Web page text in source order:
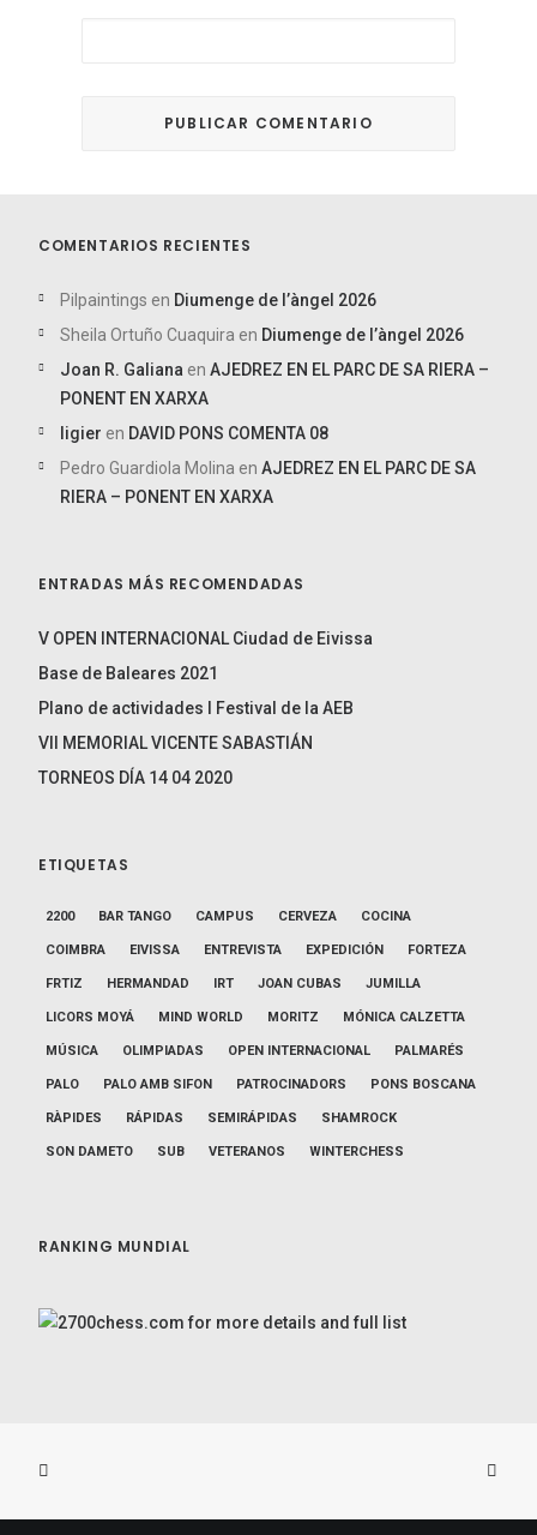
COMENTARIOS RECIENTES
Pilpaintings en Diumenge de l’àngel 2026
Sheila Ortuño Cuaquira en Diumenge de l’àngel 2026
Joan R. Galiana en AJEDREZ EN EL PARC DE SA RIERA –
PONENT EN XARXA
ligier en DAVID PONS COMENTA 08
Pedro Guardiola Molina en AJEDREZ EN EL PARC DE SA
RIERA – PONENT EN XARXA
ENTRADAS MÁS RECOMENDADAS
V OPEN INTERNACIONAL Ciudad de Eivissa
Base de Baleares 2021
Plano de actividades I Festival de la AEB
VII MEMORIAL VICENTE SABASTIÁN
TORNEOS DÍA 14 04 2020
ETIQUETAS
2200 BAR TANGO CAMPUS CERVEZA COCINA
COIMBRA EIVISSA ENTREVISTA EXPEDICIÓN FORTEZA
FRTIZ HERMANDAD IRT JOAN CUBAS JUMILLA
LICORS MOYÁ MIND WORLD MORITZ MÓNICA CALZETTA
MÚSICA OLIMPIADAS OPEN INTERNACIONAL PALMARÉS
PALO PALO AMB SIFON PATROCINADORS PONS BOSCANA
RÀPIDES RÁPIDAS SEMIRÁPIDAS SHAMROCK
SON DAMETO SUB VETERANOS WINTERCHESS
RANKING MUNDIAL